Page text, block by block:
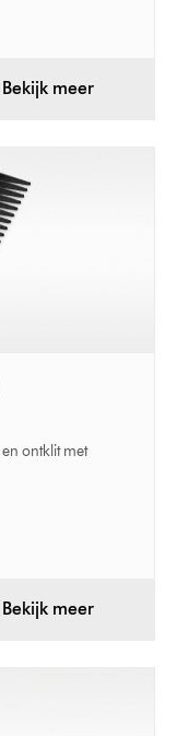
Bekijk meer
ontklit met
Bekijk meer